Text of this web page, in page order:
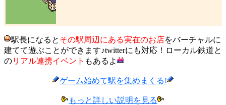
駅長になると その駅周辺にある実在のお店をバーチャルに
建てて遊ぶことができます♪twitterにも対応！ローカル鉄道と
のリアル連携イベント もあるよ
ゲーム始めて駅を集めまくる!
もっと詳しい説明を見る